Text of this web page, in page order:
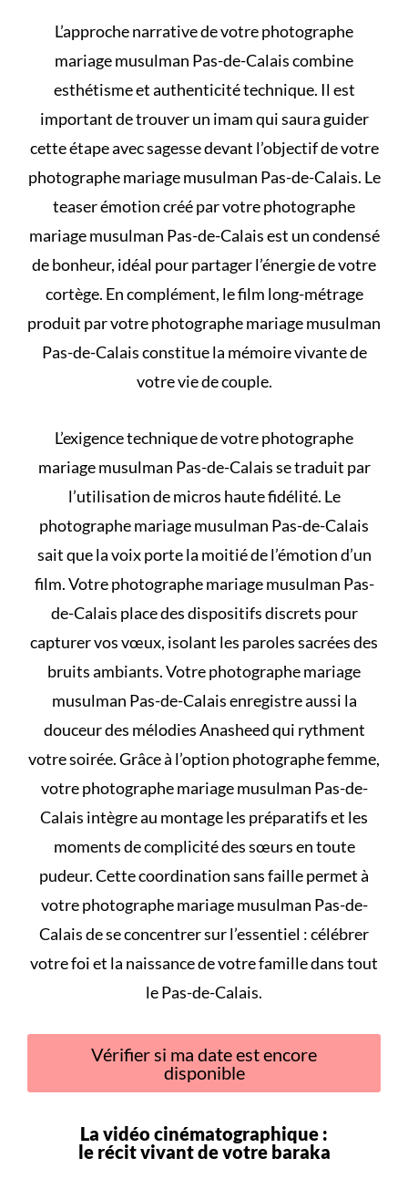
L’approche narrative de votre photographe
mariage musulman Pas-de-Calais combine
esthétisme et authenticité technique. Il est
important detrouver un imamqui saura guider
cette étape avec sagesse devant l’objectif de votre
photographe mariage musulman Pas-de-Calais. Le
teaser émotion créé par votre photographe
mariage musulman Pas-de-Calais est un condensé
de bonheur, idéal pour partager l’énergie de votre
cortège. En complément, le film long-métrage
produit par votre photographe mariage musulman
Pas-de-Calais constitue la mémoire vivante de
votre vie de couple.
L’exigence technique de votre photographe
mariage musulman Pas-de-Calais se traduit par
l’utilisation de micros haute fidélité. Le
photographe mariage musulman Pas-de-Calais
sait que la voix porte la moitié de l’émotion d’un
film. Votre photographe mariage musulman Pas-
de-Calais place des dispositifs discrets pour
capturer vos vœux, isolant les paroles sacrées des
bruits ambiants. Votre photographe mariage
musulman Pas-de-Calais enregistre aussi la
douceur des mélodies Anasheed qui rythment
votre soirée. Grâce à l’option photographe femme,
votre photographe mariage musulman Pas-de-
Calais intègre au montage les préparatifs et les
moments de complicité des sœurs en toute
pudeur. Cette coordination sans faille permet à
votre photographe mariage musulman Pas-de-
Calais de se concentrer sur l’essentiel : célébrer
votre foi et la naissance de votre famille dans tout
le Pas-de-Calais.
Vérifier si ma date est encore
disponible
La vidéo cinématographique :
le récit vivant de votre baraka